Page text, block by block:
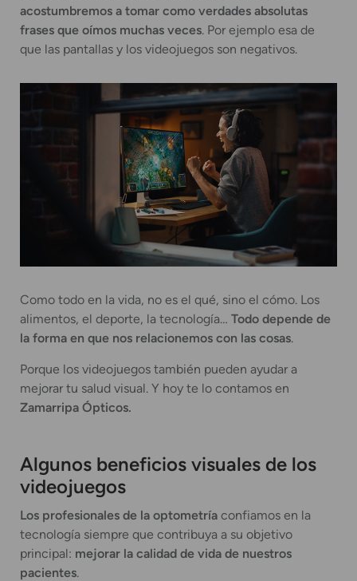
acostumbremos a tomar como verdades absolutas
frases que oímos muchas veces. Por ejemplo esa de
que las pantallas y los videojuegos son negativos.
Como todo en la vida, no es el qué, sino el cómo. Los
alimentos, el deporte, la tecnología… Todo depende de
la forma en que nos relacionemos con las cosas.
Porque los videojuegos también pueden ayudar a
mejorar tu salud visual. Y hoy te lo contamos en
Zamarripa Ópticos.
Algunos beneficios visuales de los
videojuegos
Los profesionales de la optometría confiamos en la
tecnología siempre que contribuya a su objetivo
principal: mejorar la calidad de vida de nuestros
pacientes.